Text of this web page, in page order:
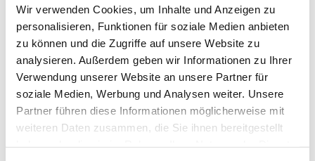
Wir verwenden Cookies, um Inhalte und Anzeigen zu
personalisieren, Funktionen für soziale Medien anbieten
zu können und die Zugriffe auf unsere Website zu
analysieren. Außerdem geben wir Informationen zu Ihrer
Verwendung unserer Website an unsere Partner für
soziale Medien, Werbung und Analysen weiter. Unsere
Partner führen diese Informationen möglicherweise mit
weiteren Daten zusammen, die Sie ihnen bereitgestellt
Oktober 2023
Juni 2023
Mai 2023
April 2023
März 2023